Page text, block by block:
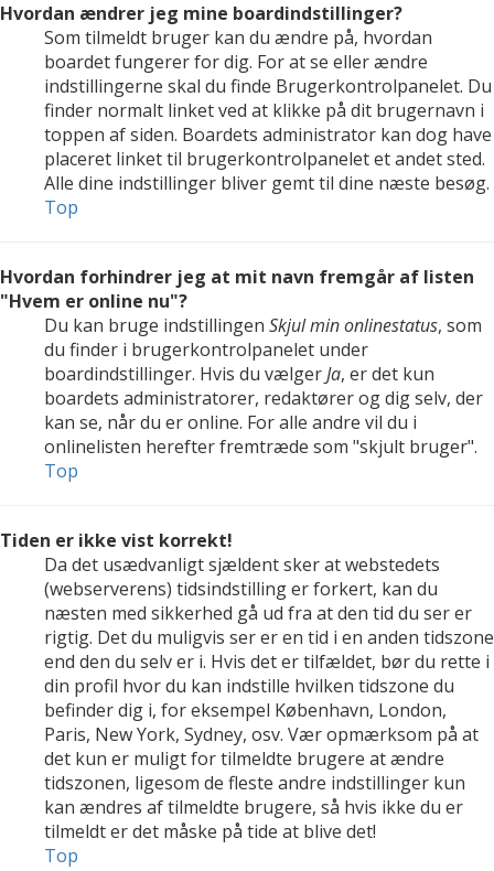
Hvordan ændrer jeg mine boardindstillinger?
Som tilmeldt bruger kan du ændre på, hvordan
boardet fungerer for dig. For at se eller ændre
indstillingerne skal du finde Brugerkontrolpanelet. Du
finder normalt linket ved at klikke på dit brugernavn i
toppen af siden. Boardets administrator kan dog have
placeret linket til brugerkontrolpanelet et andet sted.
Alle dine indstillinger bliver gemt til dine næste besøg.
Top
Hvordan forhindrer jeg at mit navn fremgår af listen
"Hvem er online nu"?
Du kan bruge indstillingen Skjul min onlinestatus, som
du finder i brugerkontrolpanelet under
boardindstillinger. Hvis du vælgerJa, er det kun
boardets administratorer, redaktører og dig selv, der
kan se, når du er online. For alle andre vil du i
onlinelisten herefter fremtræde som "skjult bruger".
Top
Tiden er ikke vist korrekt!
Da det usædvanligt sjældent sker at webstedets
(webserverens) tidsindstilling er forkert, kan du
næsten med sikkerhed gå ud fra at den tid du ser er
rigtig. Det du muligvis ser er en tid i en anden tidszone
end den du selv er i. Hvis det er tilfældet, bør du rette i
din profil hvor du kan indstille hvilken tidszone du
befinder dig i, for eksempel København, London,
Paris, New York, Sydney, osv. Vær opmærksom på at
det kun er muligt for tilmeldte brugere at ændre
tidszonen, ligesom de fleste andre indstillinger kun
kan ændres af tilmeldte brugere, så hvis ikke du er
tilmeldt er det måske på tide at blive det!
Top